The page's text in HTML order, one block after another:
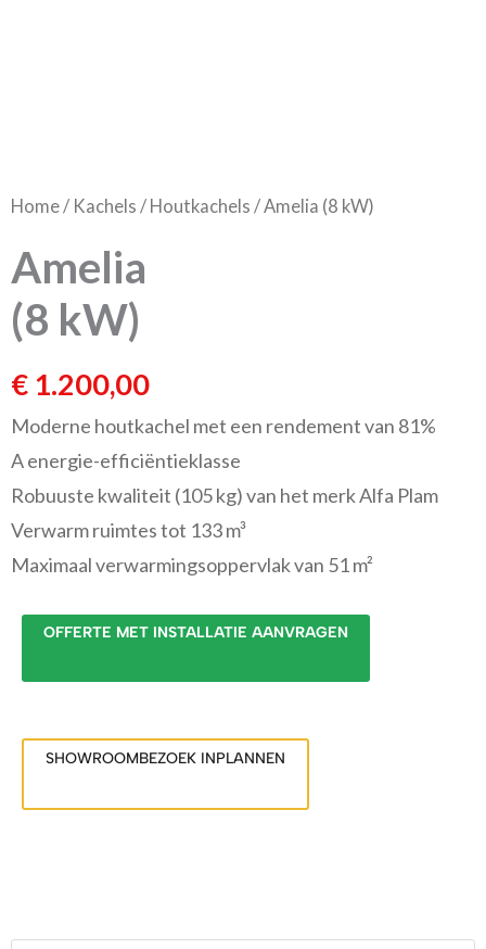
Home/ Kachels / Houtkachels / Amelia (8 kW)
Amelia
(8 kW)
€1.200,00
Moderne houtkachel met een rendement van 81%
A energie-efficiëntieklasse
Robuuste kwaliteit (105 kg) van het merk Alfa Plam
Verwarm ruimtes tot 133 m³
Maximaal verwarmingsoppervlak van 51 m²
OFFERTE MET INSTALLATIE AANVRAGEN
SHOWROOMBEZOEK INPLANNEN